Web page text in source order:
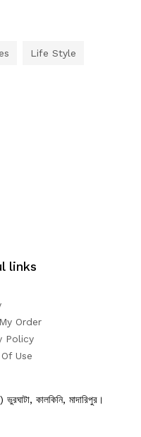
Life Style
links
Order
Policy
Use
কালকিনি, মাদারিপুর।